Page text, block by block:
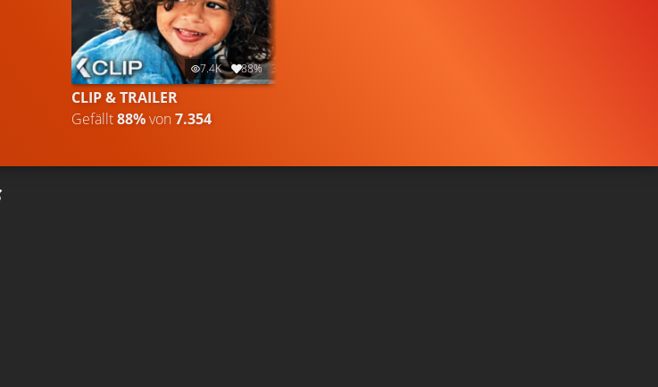
7.4K 88% 3:35
CLIP & TRAILER
Gefällt88%von7.354